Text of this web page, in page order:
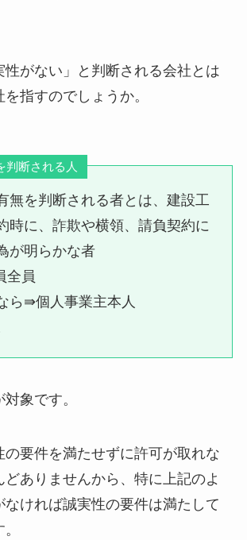
性がない」と判断される会社とは
指すのでしょうか。
判断される人
無を判断される者とは、建設工
時に、詐欺や横領、請負契約に
が明らかな者
全員
ら⇛個人事業主本人
象です。
の要件を満たせずに許可が取れな
どありませんから、特に上記のよ
なければ誠実性の要件は満たして